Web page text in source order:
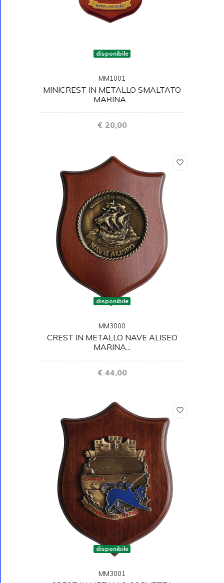
disponibile
MM1001
MINICREST IN METALLO SMALTATO
MARINA...
€ 20,00
disponibile
MM3000
CREST IN METALLO NAVE ALISEO
MARINA...
€ 44,00
disponibile
MM3001